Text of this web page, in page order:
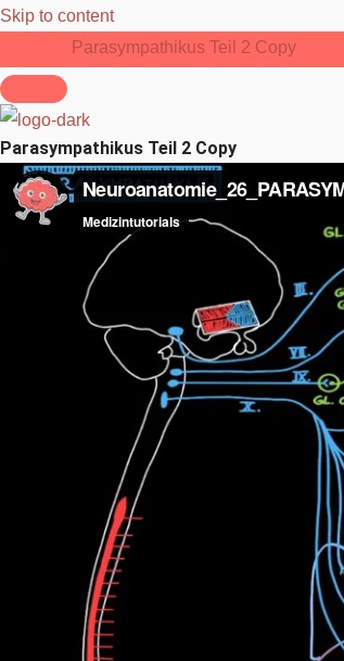
Skip to content
Parasympathikus Teil 2 Copy
Parasympathikus Teil 2 Copy